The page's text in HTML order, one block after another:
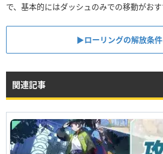
で、基本的にはダッシュのみでの移動がおす
▶︎ローリングの解放条
関連記事